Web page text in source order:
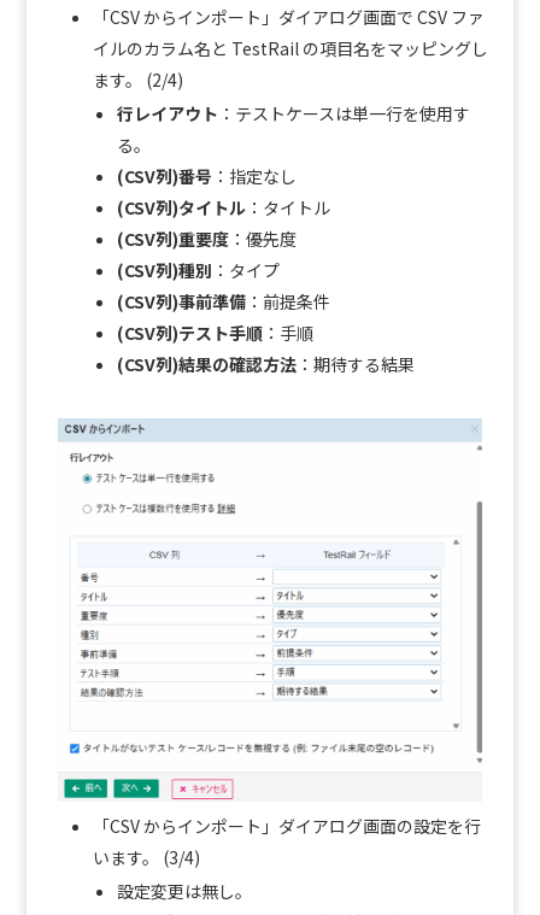
「CSV からインポート」ダイアログ画面で CSV ファ
イルのカラム名と TestRail の項目名をマッピングし
ます。 (2/4)
行レイアウト ：テストケースは単一行を使用す
る。
(CSV列)番号 ：指定なし
(CSV列)タイトル：タイトル
(CSV列)重要度：優先度
(CSV列)種別 ：タイプ
(CSV列)事前準備：前提条件
(CSV列)テスト手順：手順
(CSV列)結果の確認方法：期待する結果
「CSV からインポート」ダイアログ画面の設定を行
います。 (3/4)
設定変更は無し。